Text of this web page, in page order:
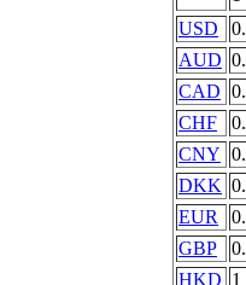
USD
AUD
CAD
CHF
CNY
DKK
EUR
GBP
HKD 1